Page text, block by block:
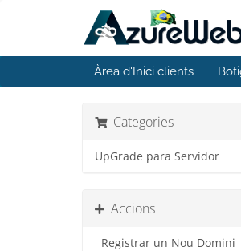
Àrea d'Inici clients
Categories
UpGrade para Servidor
Accions
Registrar un Nou Domini